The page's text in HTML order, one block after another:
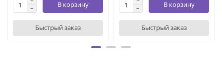
В корзину
Быстрый заказ
В корзину
Быстрый заказ